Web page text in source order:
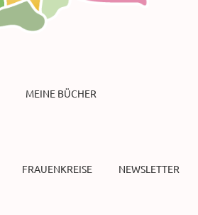
MEINE BÜCHER
FRAUENKREISE NEWSLETTER